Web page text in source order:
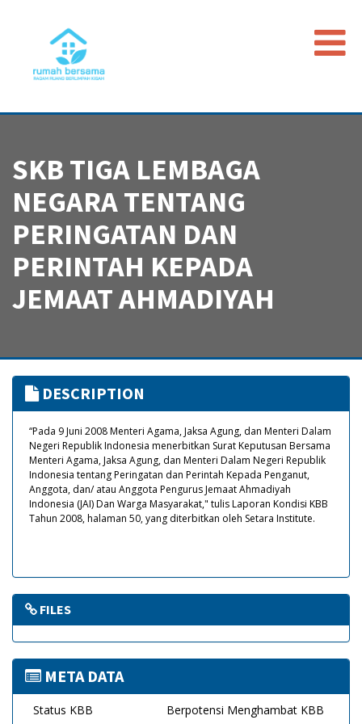
Beranda
Peristiwa
Timeline
Regulasi
SKB TIGA LEMBAGA
NEGARA TENTANG
PERINGATAN DAN
PERINTAH KEPADA
JEMAAT AHMADIYAH
DESCRIPTION
“Pada 9 Juni 2008 Menteri Agama, Jaksa Agung, dan Menteri Dalam
Negeri Republik Indonesia menerbitkan Surat Keputusan Bersama
Menteri Agama, Jaksa Agung, dan Menteri Dalam Negeri Republik
Indonesia tentang Peringatan dan Perintah Kepada Penganut,
Anggota, dan/ atau Anggota Pengurus Jemaat Ahmadiyah
Indonesia (JAI) Dan Warga Masyarakat," tulis Laporan Kondisi KBB
Tahun 2008, halaman 50, yang diterbitkan oleh Setara Institute.
FILES
META DATA
Status KBB Berpotensi Menghambat KBB